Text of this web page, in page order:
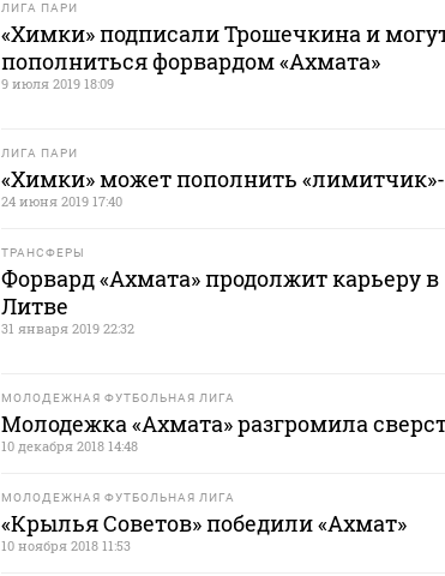
ЛИГА ПАРИ
«Химки» подписали Трошечкина и
пополниться форвардом «Ахмата»
9 июля 2019 18:09
ЛИГА ПАРИ
«Химки» может пополнить
24 июня 2019 17:40
ТРАНСФЕРЫ
Форвард «Ахмата» продолжит карьеру в
Литве
31 января 2019 22:32
МОЛОДЕЖНАЯ ФУТБОЛЬНАЯ ЛИГА
Молодежка «Ахмата» разгромила
10 декабря 2018 14:48
МОЛОДЕЖНАЯ ФУТБОЛЬНАЯ ЛИГА
«Крылья Советов» победили «Ахмат»
10 ноября 2018 11:53